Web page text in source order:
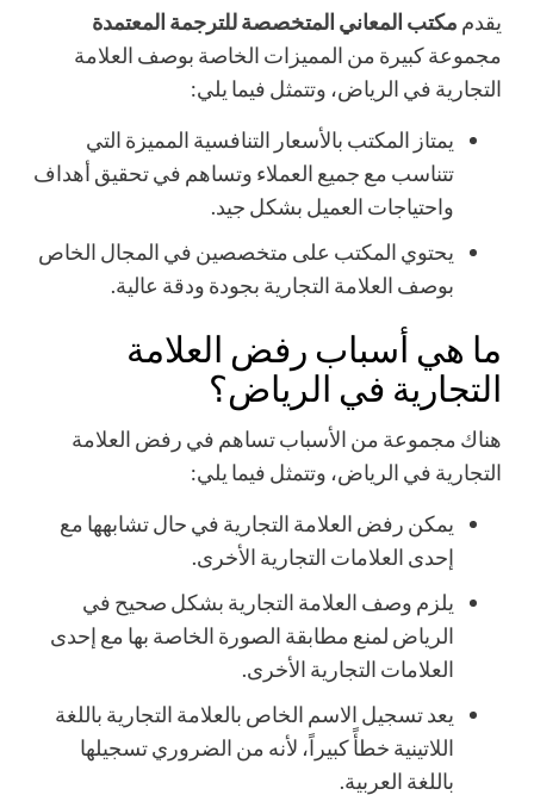
يقدم مكتب المعاني المتخصصة للترجمة المعتمدة
مجموعة كبيرة من المميزات الخاصة بوصف العلامة
التجارية في الرياض، وتتمثل فيما يلي:
يمتاز المكتب بالأسعار التنافسية المميزة التي
تتناسب مع جميع العملاء وتساهم في تحقيق أهداف
واحتياجات العميل بشكل جيد.
يحتوي المكتب على متخصصين في المجال الخاص
بوصف العلامة التجارية بجودة ودقة عالية.
ما هي أسباب رفض العلامة
التجارية في الرياض؟
هناك مجموعة من الأسباب تساهم في رفض العلامة
التجارية في الرياض، وتتمثل فيما يلي:
يمكن رفض العلامة التجارية في حال تشابهها مع
إحدى العلامات التجارية الأخرى.
يلزم وصف العلامة التجارية بشكل صحيح في
الرياض لمنع مطابقة الصورة الخاصة بها مع إحدى
العلامات التجارية الأخرى.
يعد تسجيل الاسم الخاص بالعلامة التجارية باللغة
اللاتينية خطأً كبيراً، لأنه من الضروري تسجيلها
باللغة العربية.